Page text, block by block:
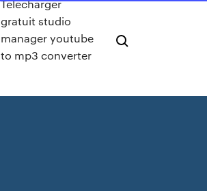
Telecharger
gratuit studio
manager youtube
to mp3 converter